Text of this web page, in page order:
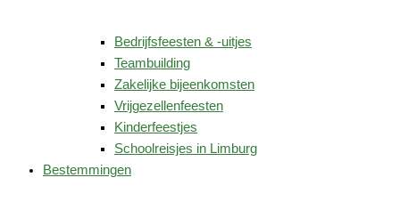
Bedrijfsfeesten & -uitjes
Teambuilding
Zakelijke bijeenkomsten
Vrijgezellenfeesten
Kinderfeestjes
Schoolreisjes in Limburg
Bestemmingen